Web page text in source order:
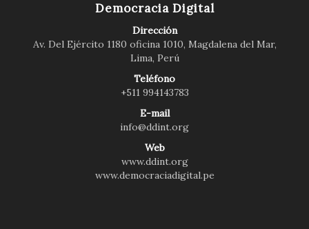
Democracia Digital
Dirección
Av. Del Ejército 1180 oficina 1010, Magdalena del Mar,
Lima, Perú
Teléfono
+511 994143783
E-mail
info@ddint.org
Web
www.ddint.org
www.democraciadigital.pe